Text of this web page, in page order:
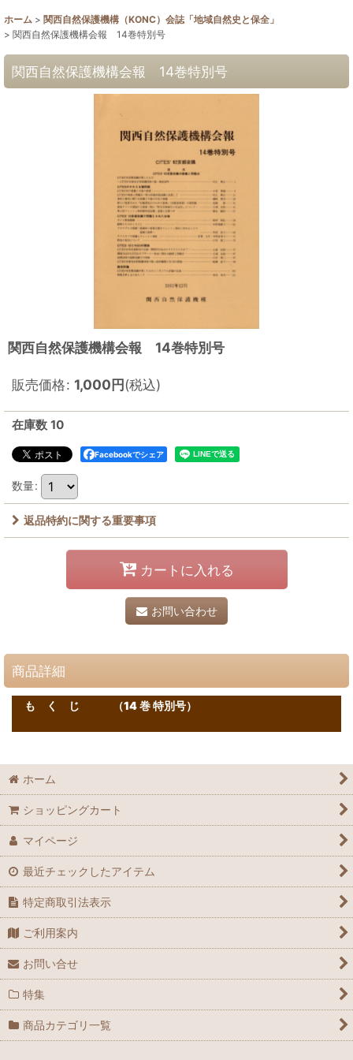
ホーム > 関西自然保護機構（KONC）会誌「地域自然史と保全」
> 関西自然保護機構会報 14巻特別号
関西自然保護機構会報 14巻特別号
関西自然保護機構会報 14巻特別号
販売価格: 1,000円(税込)
在庫数 10
Facebookでシェア
数量:
返品特約に関する重要事項
カートに入れる
お問い合わせ
商品詳細
も く じ （14 巻 特別号）
ホーム
ショッピングカート
マイページ
最近チェックしたアイテム
特定商取引法表示
ご利用案内
お問い合せ
特集
商品カテゴリ一覧